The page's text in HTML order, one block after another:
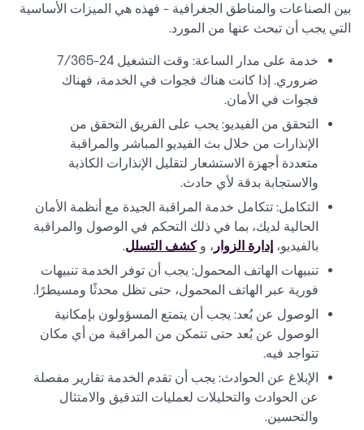
بين الصناعات والمناطق الجغرافية - فهذه هي الميزات الأساسية
التي يجب أن تبحث عنها من المورد.
خدمة على مدار الساعة: وقت التشغيل 24-7/365
ضروري. إذا كانت هناك فجوات في الخدمة، فهناك
فجوات في الأمان.
التحقق من الفيديو: يجب على الفريق التحقق من
الإنذارات من خلال بث الفيديو المباشر والمراقبة
متعددة أجهزة الاستشعار لتقليل الإنذارات الكاذبة
والاستجابة بدقة لأي حادث.
التكامل: تتكامل خدمة المراقبة الجيدة مع أنظمة الأمان
الحالية لديك، بما في ذلك التحكم في الوصول والمراقبة
بالفيديو، إدارة الزوار ، وكشف التسلل.
تنبيهات الهاتف المحمول: يجب أن توفر الخدمة تنبيهات
فورية عبر الهاتف المحمول، حتى تظل محدثًا ومسيطرًا.
الوصول عن بُعد: يجب أن يتمتع المسؤولون بإمكانية
الوصول عن بُعد حتى تتمكن من المراقبة من أي مكان
تتواجد فيه.
الإبلاغ عن الحوادث: يجب أن تقدم الخدمة تقارير مفصلة
عن الحوادث والتحليلات لعمليات التدقيق والامتثال
والتحسين.